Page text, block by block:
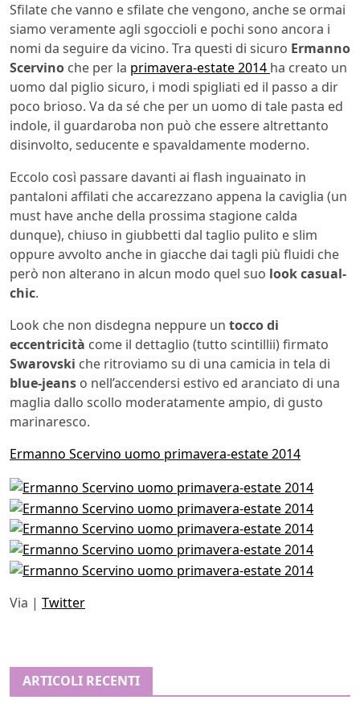
Sfilate che vanno e sfilate che vengono, anche se ormai
siamo veramente agli sgoccioli e pochi sono ancora i
nomi da seguire da vicino. Tra questi di sicuro Ermanno
Scervino che per la primavera-estate 2014 ha creato un
uomo dal piglio sicuro, i modi spigliati ed il passo a dir
poco brioso. Va da sé che per un uomo di tale pasta ed
indole, il guardaroba non può che essere altrettanto
disinvolto, seducente e spavaldamente moderno.
Eccolo così passare davanti ai flash inguainato in
pantaloni affilati che accarezzano appena la caviglia (un
must have anche della prossima stagione calda
dunque), chiuso in giubbetti dal taglio pulito e slim
oppure avvolto anche in giacche dai tagli più fluidi che
però non alterano in alcun modo quel suo look casual-
chic.
Look che non disdegna neppure un tocco di
eccentricità come il dettaglio (tutto scintillii) firmato
Swarovski che ritroviamo su di una camicia in tela di
blue-jeans o nell’accendersi estivo ed aranciato di una
maglia dallo scollo moderatamente ampio, di gusto
marinaresco.
Ermanno Scervino uomo primavera-estate 2014
Via | Twitter
ARTICOLI RECENTI